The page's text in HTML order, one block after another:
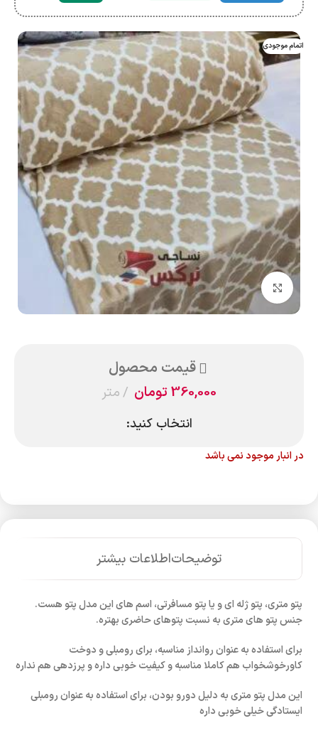
اتمام موجودی
بزرگنمایی تصویر
قیمت محصول
360,000تومان متر
انتخاب کنید:
در انبار موجود نمی باشد
توضیحاتاطلاعات بیشتر
پتو متری، پتو ژله ای و یا پتو مسافرتی، اسم های این مدل پتو هست.
جنس پتو های متری به نسبت پتوهای حاضری بهتره.
برای استفاده به عنوان روانداز مناسبه، برای رومبلی و دوخت
کاورخوشخواب هم کاملا مناسبه و کیفیت خوبی داره و پرزدهی هم نداره
این مدل پتو متری به دلیل دورو بودن، برای استفاده به عنوان رومبلی
ایستادگی خیلی خوبی داره